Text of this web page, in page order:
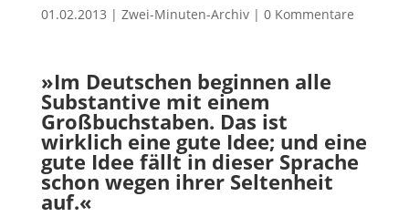
01.02.2013 | Zwei-Minuten-Archiv| 0 Kommentare
»Im Deutschen beginnen alle
Substantive mit einem
Großbuchstaben. Das ist
wirklich eine gute Idee; und eine
gute Idee fällt in dieser Sprache
schon wegen ihrer Seltenheit
auf.«